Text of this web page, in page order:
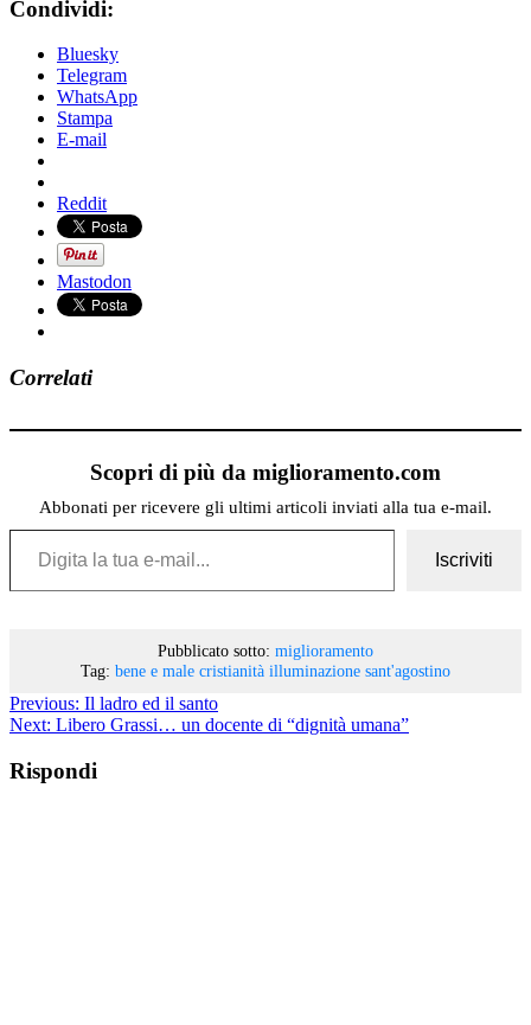
Condividi:
Bluesky
Telegram
WhatsApp
Stampa
E-mail
Reddit
Mastodon
Correlati
Scopri di più da miglioramento.com
Abbonati per ricevere gli ultimi articoli inviati alla tua e-mail.
Digita la tua e-mail...
Iscriviti
Pubblicato sotto: miglioramento
Tag: bene e male cristianità illuminazione sant'agostino
Previous: Il ladro ed il santo
Next: Libero Grassi… un docente di “dignità umana”
Rispondi